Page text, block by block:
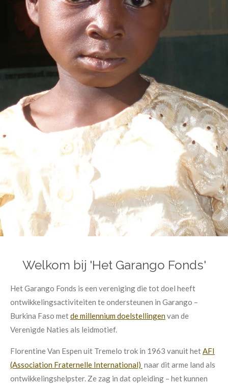
Welkom bij 'Het Garango Fonds'
Het Garango Fonds is een vereniging die tot doel heeft
ontwikkelingsactiviteiten te ondersteunen in Garango –
Burkina Faso metde millennium doelstellingenvan de
Verenigde Naties als leidmotief.
Florentine Van Espen uit Tremelo trok in 1963 vanuit hetAFI
(Association Fraternelle International) naar dit arme land als
ontwikkelingshelpster. Ze zag in dat opleiding – het kunnen